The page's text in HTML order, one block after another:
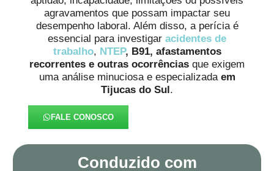
agravamentos que possam impactar seu
desempenho laboral. Além disso, a perícia é
essencial para investigar acidentes de
trabalho, NTEP, B91, afastamentos
recorrentes e outras ocorrências que exigem
uma análise minuciosa e especializada em
Tijucas do Sul .
FALE CONOSCO
Conduzido com